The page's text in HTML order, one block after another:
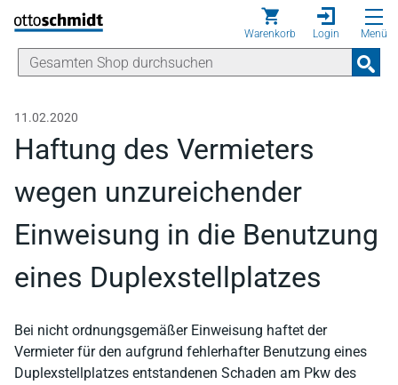
Direkt zum Inhalt
Warenkorb Login Menü
11.02.2020
Haftung des Vermieters
wegen unzureichender
Einweisung in die Benutzung
eines Duplexstellplatzes
Bei nicht ordnungsgemäßer Einweisung haftet der
Vermieter für den aufgrund fehlerhafter Benutzung eines
Duplexstellplatzes entstandenen Schaden am Pkw des